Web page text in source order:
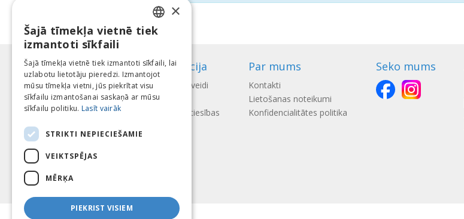
Informācija
Apmaksas veidi
Piegāde
Atteikuma tiesības
Par mums
Kontakti
Lietošanas noteikumi
Konfidencialitātes politika
Seko mums
LATVIAN
LITHUANIAN
ESTONIAN
×
Šajā tīmekļa vietnē tiek
izmantoti sīkfaili
Šajā tīmekļa vietnē tiek izmantoti sīkfaili, lai
uzlabotu lietotāju pieredzi. Izmantojot
mūsu tīmekļa vietni, jūs piekrītat visu
sīkfailu izmantošanai saskaņā ar mūsu
sīkfailu politiku. Lasīt vairāk
STRIKTI NEPIECIEŠAMIE
VEIKTSPĒJAS
MĒRĶA
PIEKRIST VISIEM